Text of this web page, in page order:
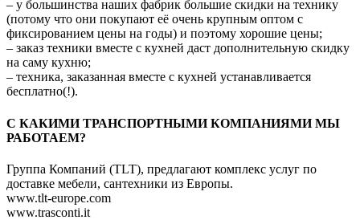
– у большинства наших фабрик большие скидки на технику
(потому что они покупают её очень крупным оптом с
фиксированием цены на годы) и поэтому хорошие цены;
– заказ техники вместе с кухней даст дополнительную скидку
на саму кухню;
– техника, заказанная вместе с кухней устанавливается
бесплатно(!).
C КАКИМИ ТРАНСПОРТНЫМИ КОМПАНИЯМИ МЫ
РАБОТАЕМ?
Группа Компаний (TLT), предлагают комплекс услуг по
доставке мебели, сантехники из Европы.
www.tlt-europe.com
www.trasconti.it